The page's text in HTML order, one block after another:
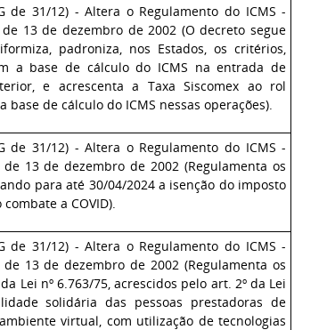
de 31/12) - Altera o Regulamento do ICMS -
de 13 de dezembro de 2002 (O decreto segue
padroniza, nos Estados, os critérios,
a base de cálculo do ICMS na entrada de
e acrescenta a Taxa Siscomex ao rol
de cálculo do ICMS nessas operações).
de 31/12) - Altera o Regulamento do ICMS -
de 13 de dezembro de 2002 (Regulamenta os
para até 30/04/2024 a isenção do imposto
a COVID).
de 31/12) - Altera o Regulamento do ICMS -
de 13 de dezembro de 2002(Regulamenta os
Lei nº 6.763/75, acrescidos pelo art. 2º da Lei
solidária das pessoas prestadoras de
virtual, com utilização de tecnologias